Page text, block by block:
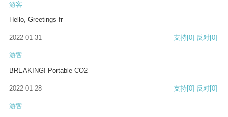
游客
Hello, Greetings fr
2022-01-31 支持[0] 反对[0]
游客
BREAKING! Portable CO2
2022-01-28 支持[0] 反对[0]
游客